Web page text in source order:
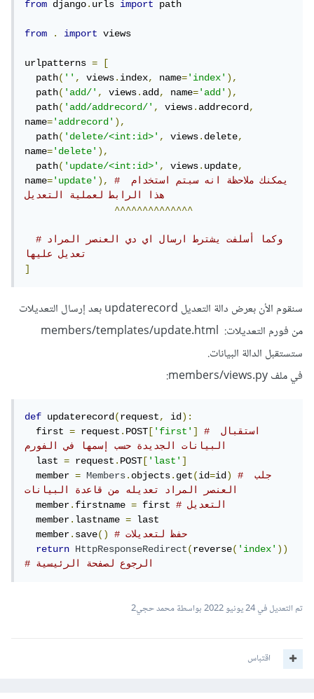
from django.urls import path
from . import views
urlpatterns =
[
  path
('', views.index, name='index'),
  path
('add/', views.add, name='add'),
  path
('add/addrecord/', views.addrecord,
name='addrecord'),
  path
('delete/<int:id>', views.delete,
name='delete'),
  path
('update/<int:id>', views.update,
name='update'),
# يمكنك ملاحظة انه سبتم استخدام
هذا الرابط لعملية التعديل
^^^^^^^^^^^^^^
#وكما أسلفت يشترط ارسال اي دي العنصر المراد
تعديل عليها
]
سنقوم الأن بعرض دالة التعديل updaterecord بعد إرسال التعديلات
من فورم التعديلات: members/templates/update.html
ستستقبل الدالة البيانات.
في ملف members/views.py:
def updaterecord(request, id):
  first
= request.POST ['first']
# استقبال
البيانات الجديدة حسب إسمها في الفورم
  last
= request.POST ['last']
  member
= Members.objects.get(id=id)
# جلب
العنصر المراد تعديله من قاعدة البيانات
  member
.firstname = first
  member
.lastname = last
  member
.save()
# حفظ لتعديلات
return
HttpResponseRedirect(reverse('index'))
# الرجوع لصفحة الرئيسية
تم التعديل في24 يونيو 2022 بواسطة محمد حجي2
اقتباس